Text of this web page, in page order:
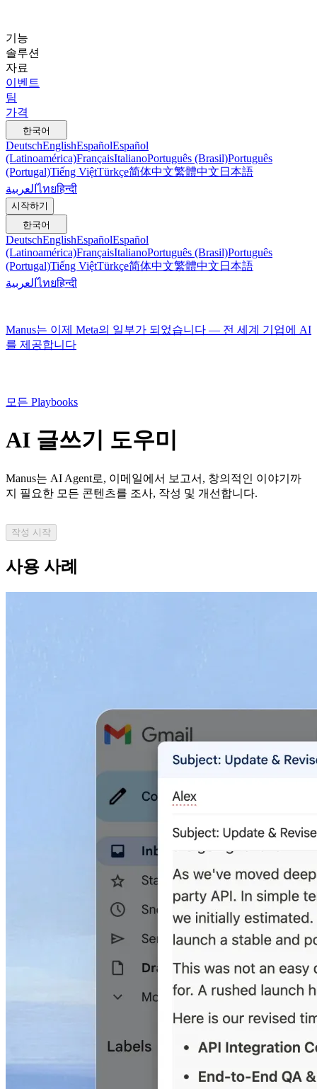
기능
솔루션
자료
이벤트
팀
가격
한국어
DeutschEnglishEspañolEspañol
(Latinoamérica)FrançaisItalianoPortuguês (Brasil)Português
(Portugal)Tiếng ViệtTürkçe简体中文繁體中文 日本語
العربيةไทยहिन्दी
시작하기
한국어
DeutschEnglishEspañolEspañol
(Latinoamérica)FrançaisItalianoPortuguês (Brasil)Português
(Portugal)Tiếng ViệtTürkçe简体中文繁體中文 日本語
العربيةไทยहिन्दी
Manus는 이제 Meta의 일부가 되었습니다 — 전 세계 기업에 AI
를 제공합니다
모든 Playbooks
AI 글쓰기 도우미
Manus는 AI Agent로, 이메일에서 보고서, 창의적인 이야기까
지 필요한 모든 콘텐츠를 조사, 작성 및 개선합니다.
작성 시작
사용 사례